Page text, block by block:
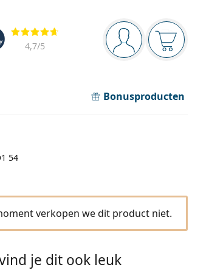
Navigatie
Je bent ingelogd
Jouw
4,7/5
Bonusproducten
54
verkopen we dit product niet.
je dit ook leuk